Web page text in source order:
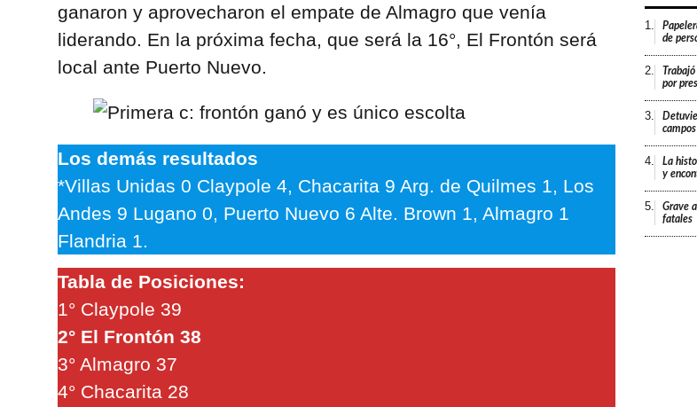
ganaron y aprovecharon el empate de Almagro que venía
liderando. En la próxima fecha, que será la 16°, El Frontón será
local ante Puerto Nuevo.
Los demás resultados
*Villas Unidas 0 Claypole 4, Chacarita 9 Arg. de Quilmes 1, Los
Andes 9 Lugano 0, Puerto Nuevo 6 Alte. Brown 1, Almagro 1
Flandria 1.
Tabla de Posiciones:
1° Claypole 39
2° El Frontón 38
3° Almagro 37
4° Chacarita 28
1.
de
2.
por
3.
4.
La
y
5.
Grave
fatales